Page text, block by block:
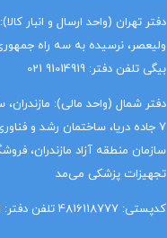
دفتر تهران (واحد ارسال و انبار
ولیعصر، نرسیده به سه راه
بیگی تلفن دفتر: 91014919 021
دفتر شمال (واحد مالی): مازندران،
7 جاده دریا، ساختمان رشد و
سازمان منطقه آزاد مازندران،
تجهیزات پزشکی می‌مد
کدپستی: 4816118777 تلفن دفتر: 91014919 011